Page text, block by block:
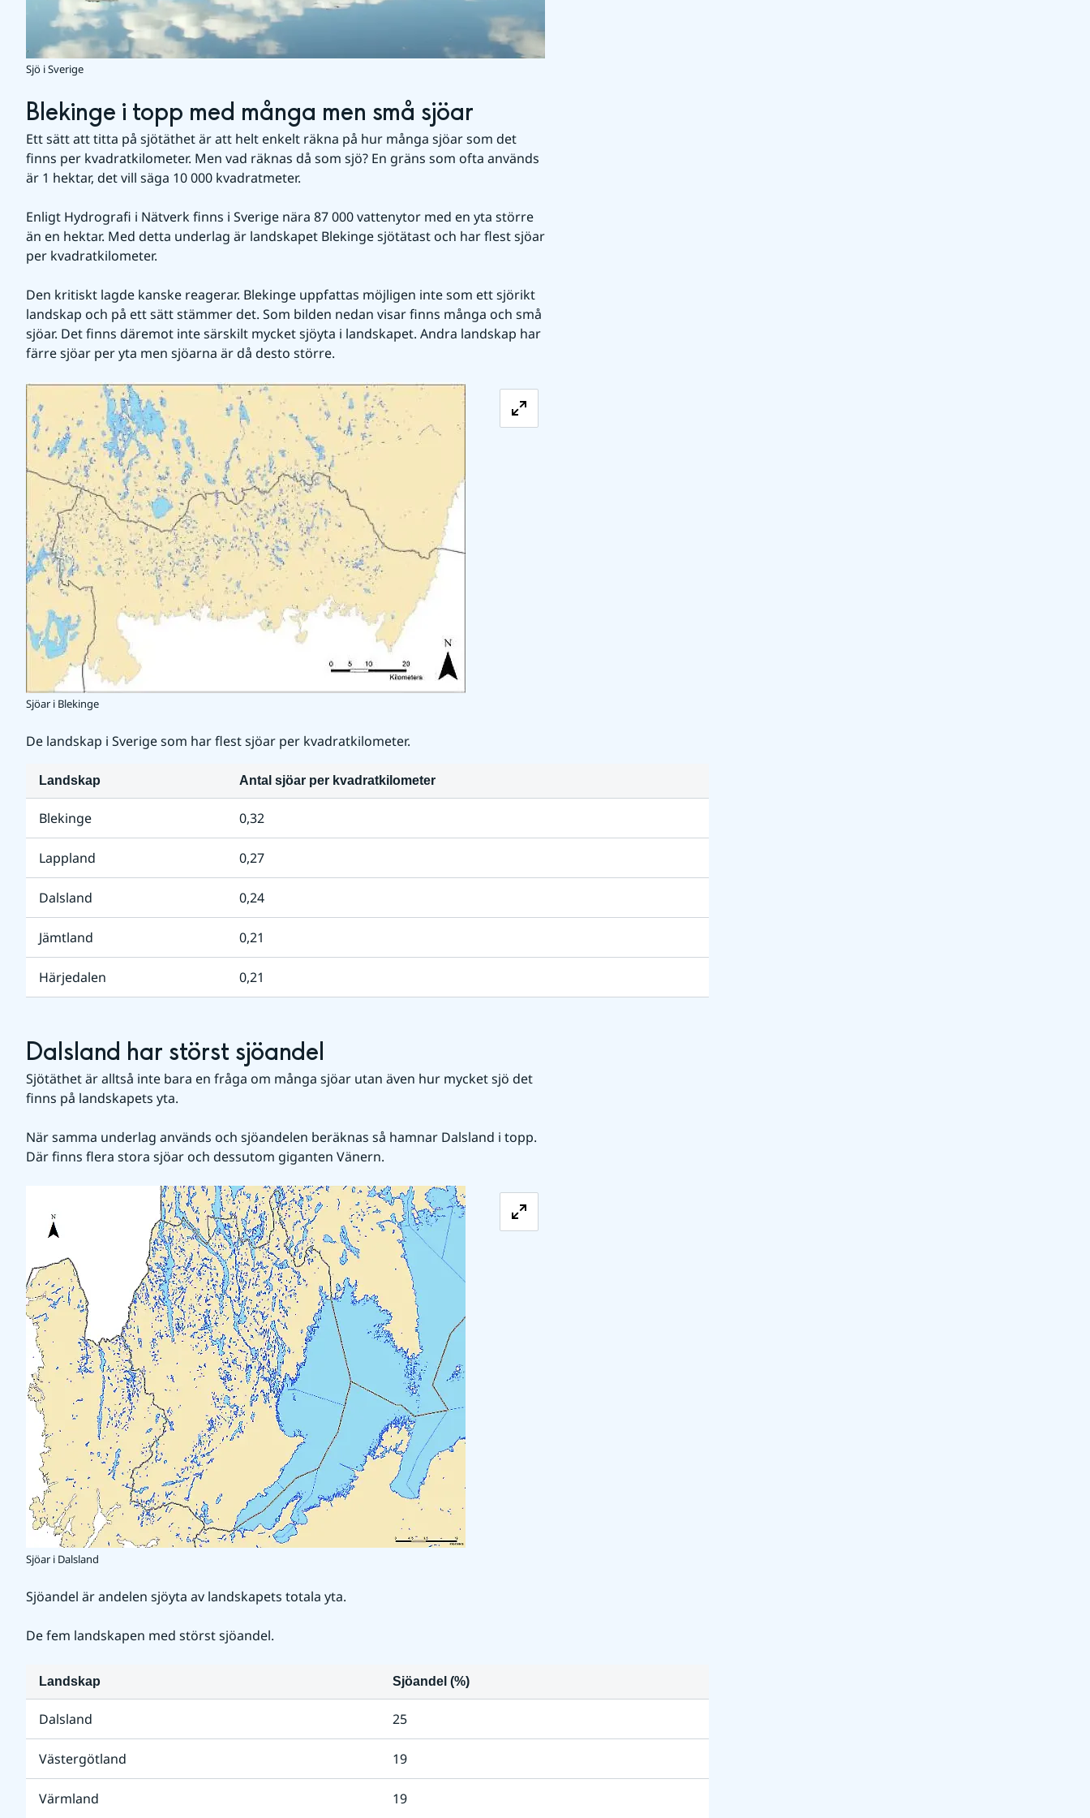
Sjö i Sverige
Blekinge i topp med många men små sjöar
Ett sätt att titta på sjötäthet är att helt enkelt räkna på hur många sjöar som det
finns per kvadratkilometer. Men vad räknas då som sjö? En gräns som ofta används
är 1 hektar, det vill säga 10 000 kvadratmeter.
Enligt Hydrografi i Nätverk finns i Sverige nära 87 000 vattenytor med en yta större
än en hektar. Med detta underlag är landskapet Blekinge sjötätast och har flest sjöar
per kvadratkilometer.
Den kritiskt lagde kanske reagerar. Blekinge uppfattas möjligen inte som ett sjörikt
landskap och på ett sätt stämmer det. Som bilden nedan visar finns många och små
sjöar. Det finns däremot inte särskilt mycket sjöyta i landskapet. Andra landskap har
färre sjöar per yta men sjöarna är då desto större.
Förstora bilden
Sjöar i Blekinge
De landskap i Sverige som har flest sjöar per kvadratkilometer.
Landskap Antal sjöar per kvadratkilometer
Blekinge 0,32
Lappland 0,27
Dalsland 0,24
Jämtland 0,21
Härjedalen 0,21
Dalsland har störst sjöandel
Sjötäthet är alltså inte bara en fråga om många sjöar utan även hur mycket sjö det
finns på landskapets yta.
När samma underlag används och sjöandelen beräknas så hamnar Dalsland i topp.
Där finns flera stora sjöar och dessutom giganten Vänern.
Förstora bilden
Sjöar i Dalsland
Sjöandel är andelen sjöyta av landskapets totala yta.
De fem landskapen med störst sjöandel.
Landskap Sjöandel (%)
Dalsland 25
Västergötland 19
Värmland 19